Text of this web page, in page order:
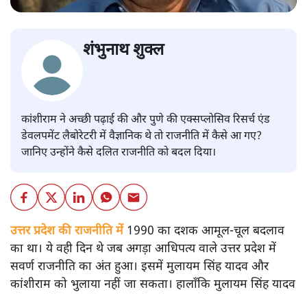
शंभुनाथ शुक्ल
कांशीराम ने अच्छी पढ़ाई की और पुणे की एक्सप्लोसिव रिसर्च एंड
डेवलपमेंट लैबोरेटरी में वैज्ञानिक थे तो राजनीति में कैसे आ गए?
जानिए उन्होंने कैसे दलित राजनीति को बदल दिया।
उत्तर प्रदेश की राजनीति में1990 का दशक आमूल-चूल बदलाव
का था। ये वही दिन थे जब अगड़ा आधिपत्य वाले उत्तर प्रदेश में
सवर्ण राजनीति का अंत हुआ। इसमें मुलायम सिंह यादव और
कांशीराम को भुलाया नहीं जा सकता। हालाँकि मुलायम सिंह यादव